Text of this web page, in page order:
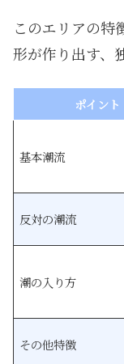
このエリアの特
形が作り出す、
ポイント
基本潮流
反対の潮流
潮の入り方
その他特徴